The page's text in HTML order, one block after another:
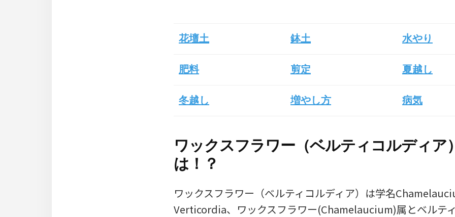
花壇土 鉢土 水やり
肥料 剪定 夏越し
冬越し 増やし方 病気
ワックスフラワー（ベルティコルディア
は！？
ワックスフラワー（ベルティコルディア）は学名
Verticordia、ワックスフラワー(Chamelaucium)属とベルテ